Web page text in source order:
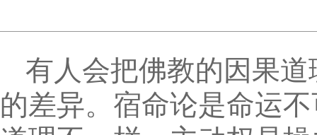
有人会把佛教的因果
的差异。宿命论是命运